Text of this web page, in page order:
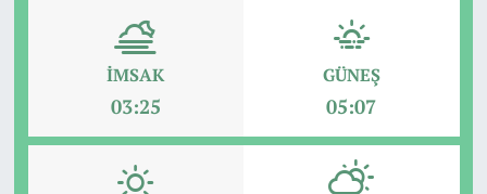
İMSAK
03:25
GÜNEŞ
05:07